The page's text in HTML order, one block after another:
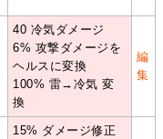
40 冷気ダメージ
6% 攻撃ダメージを
ヘルスに変換
100% 雷→冷気 変
換
編
集
15% ダメージ修正